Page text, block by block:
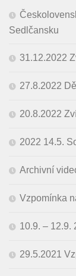
Sedlčansku
31.12.2022
27.8.2022
20.8.2022
2022 14.5.
Archivní
Vzpomínka
10.9. – 12.9.
29.5.2021